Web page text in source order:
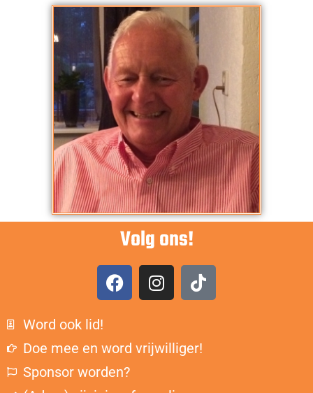
Volg ons!
Word ook lid!
Doe mee en word vrijwilliger!
Sponsor worden?